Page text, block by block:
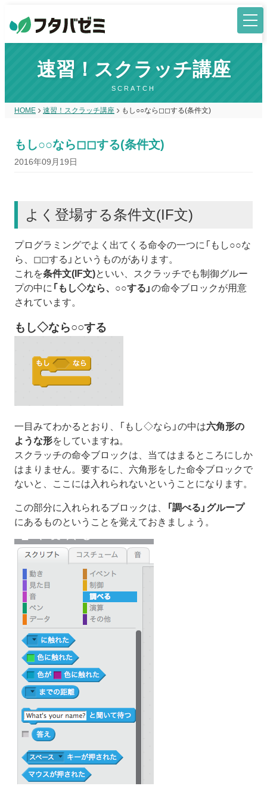
速習！スクラッチ講座
SCRATCH
HOME 速習！スクラッチ講座 もし○○なら◻︎◻︎する(条件文)
もし○○なら◻︎◻︎する(条件文)
2016年09月19日
よく登場する条件文(IF文)
プログラミングでよく出てくる命令の一つに「もし○○な
ら、◻︎◻︎する」というものがあります。
これを条件文(IF文)といい、スクラッチでも制御グルー
プの中に 「もし◇なら、○○︎する」の命令ブロックが用意
されています。
もし◇なら○○する
一目みてわかるとおり、「もし◇なら」の中は六角形の
ような形をしていますね。
スクラッチの命令ブロックは、当てはまるところにしか
はまりません。要するに、六角形をした命令ブロックで
ないと、ここには入れられないということになります。
この部分に入れられるブロックは、
「調べる」グループ
にあるものということを覚えておきましょう。